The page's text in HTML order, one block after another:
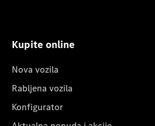
Kupite online
Nova vozila
Rabljena vozila
Konfigurator